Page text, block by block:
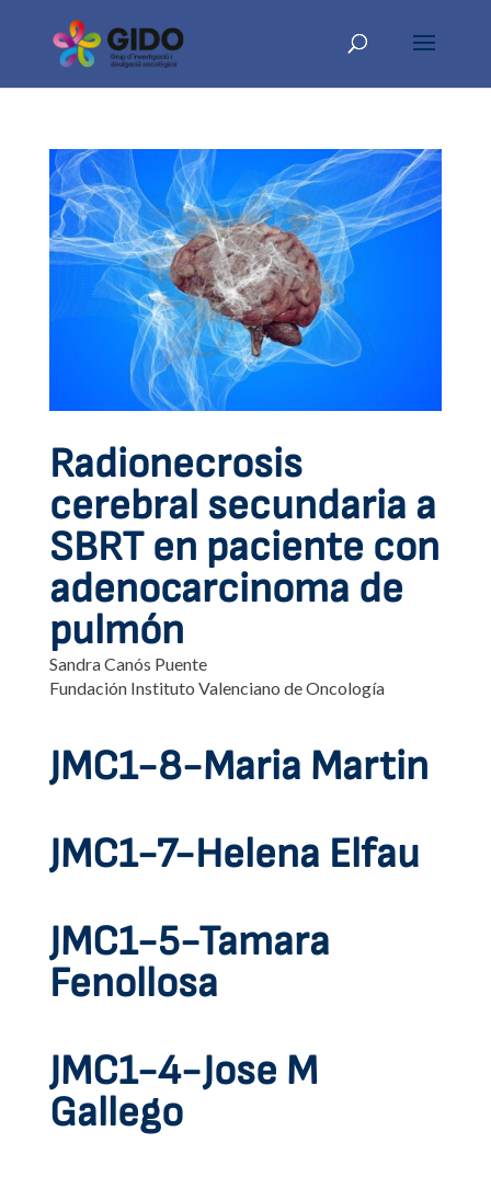
Radionecrosis
cerebral secundaria a
SBRT en paciente con
adenocarcinoma de
pulmón
Sandra Canós Puente
Fundación Instituto Valenciano de Oncología
JMC1-8-Maria Martin
JMC1-7-Helena Elfau
JMC1-5-Tamara
Fenollosa
JMC1-4-Jose M
Gallego